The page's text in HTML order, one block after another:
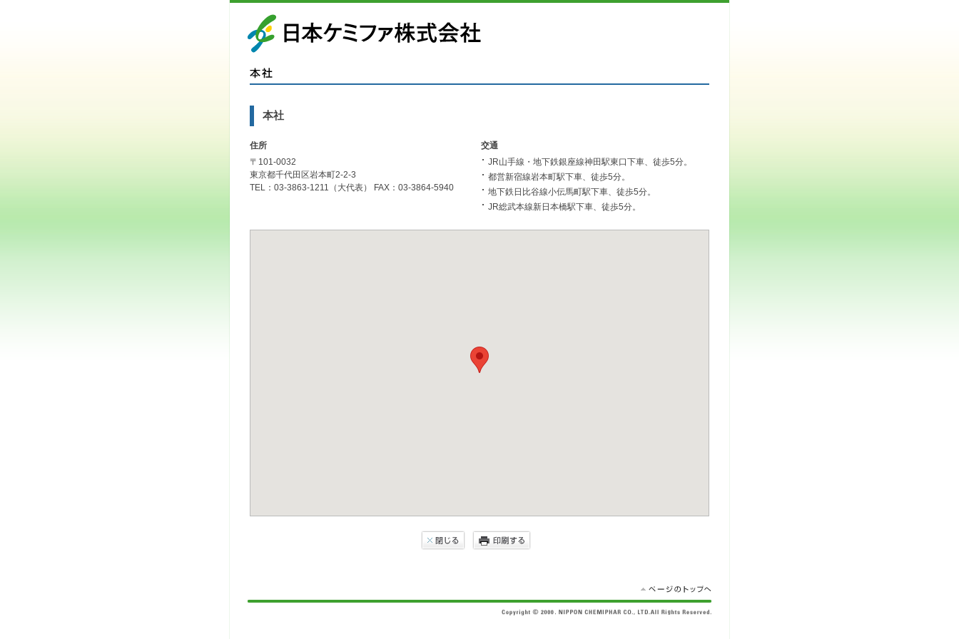
本社
住所
〒101-0032
東京都千代田区岩本町2-2-3
TEL：03-3863-1211（大代表） FAX：03-3864-5940
交通
JR山手線・地下鉄銀座線神田駅東口下車、徒歩5分。
都営新宿線岩本町駅下車、徒歩5分。
地下鉄日比谷線小伝馬町駅下車、徒歩5分。
JR総武本線新日本橋駅下車、徒歩5分。